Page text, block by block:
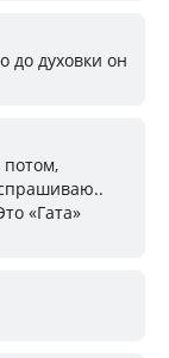
до духовки он
«Гата»